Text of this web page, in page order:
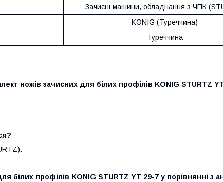
Зачисні машини, обладнання з ЧПК
KONIG (Туреччина)
Туреччина
ножів зачисних для білих профілів KONIG STURTZ
білих профілів KONIG STURTZ YT 29-7 у порівнянні з